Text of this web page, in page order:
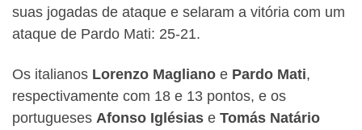
suas jogadas de ataque e selaram a vitória com um
ataque de Pardo Mati: 25-21.
Os italianos Lorenzo Magliano e Pardo Mati,
respectivamente com 18 e 13 pontos, e os
portugueses Afonso Iglésias e Tomás Natário